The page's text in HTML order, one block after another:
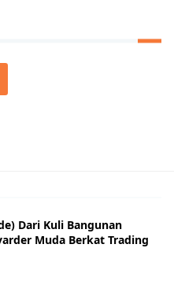
Dari Kuli Bangunan
Muda Berkat Trading